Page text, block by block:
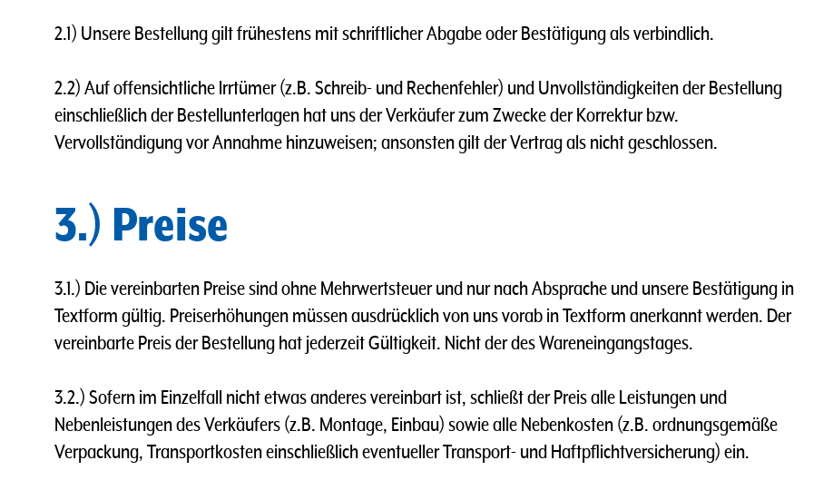
2.1) Unsere Bestellung gilt frühestens mit schriftlicher Abgabe oder Bestätigung als verbindlich.
2.2) Auf offensichtliche lrrtümer (z.B. Schreib- und Rechenfehler) und Unvollständigkeiten der Bestellung
einschließlich der Bestellunterlagen hat uns der Verkäufer zum Zwecke der Korrektur bzw.
Vervollständigung vor Annahme hinzuweisen; ansonsten gilt der Vertrag als nicht geschlossen.
3.) Preise
3.1.) Die vereinbarten Preise sind ohne Mehrwertsteuer und nur nach Absprache und unsere Bestätigung in
Textform gültig. Preiserhöhungen müssen ausdrücklich von uns vorab in Textform anerkannt werden. Der
vereinbarte Preis der Bestellung hat jederzeit Gültigkeit. Nicht der des Wareneingangstages.
3.2.) Sofern im Einzelfall nicht etwas anderes vereinbart ist, schließt der Preis alle Leistungen und
Nebenleistungen des Verkäufers (z.B. Montage, Einbau) sowie alle Nebenkosten (z.B. ordnungsgemäße
Verpackung, Transportkosten einschließlich eventueller Transport- und Haftpflichtversicherung) ein.